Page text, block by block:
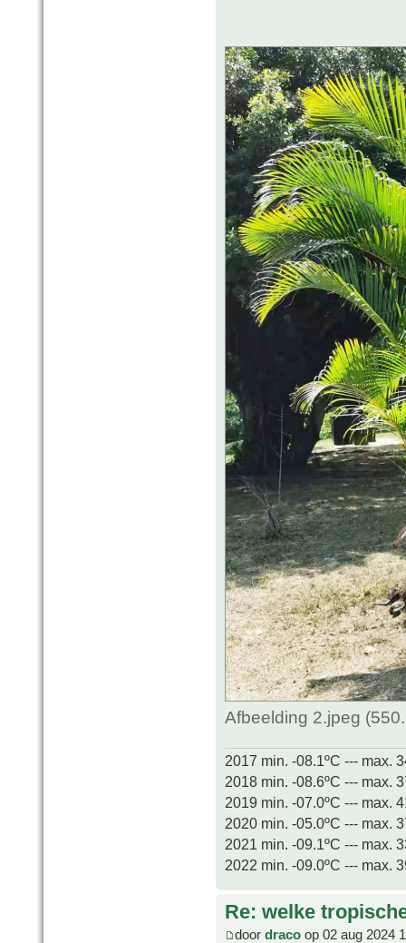
Afbeelding 2.jpeg
2017 min. -08.1ºC --- max.
2018 min. -08.6ºC --- max.
2019 min. -07.0ºC --- max.
2020 min. -05.0ºC --- max.
2021 min. -09.1ºC --- max.
2022 min. -09.0ºC --- max.
Re: welke
door draco op 02 aug 2024